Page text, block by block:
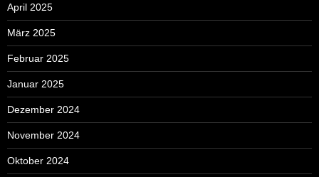
April 2025
März 2025
Februar 2025
Januar 2025
Dezember 2024
November 2024
Oktober 2024